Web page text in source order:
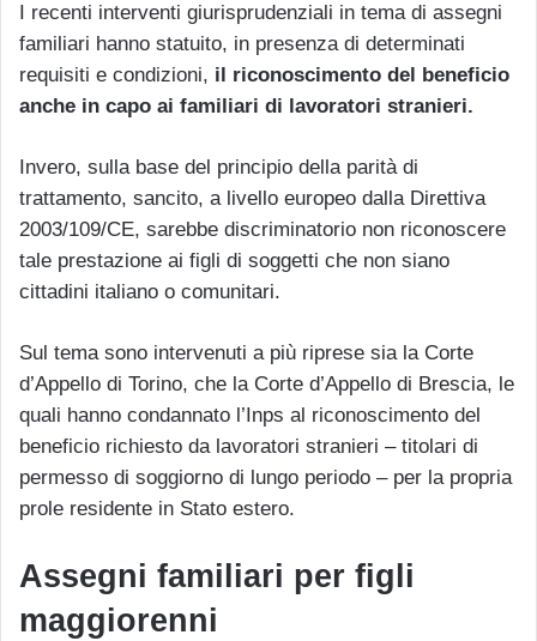
I recenti interventi giurisprudenziali in tema di assegni
familiari hanno statuito, in presenza di determinati
requisiti e condizioni, il riconoscimento del beneficio
anche in capo ai familiari di lavoratori stranieri.
Invero, sulla base del principio della parità di
trattamento, sancito, a livello europeo dalla Direttiva
2003/109/CE, sarebbe discriminatorio non riconoscere
tale prestazione ai figli di soggetti che non siano
cittadini italiano o comunitari.
Sul tema sono intervenuti a più riprese sia la Corte
d’Appello di Torino, che la Corte d’Appello di Brescia, le
quali hanno condannato l’Inps al riconoscimento del
beneficio richiesto da lavoratori stranieri – titolari di
permesso di soggiorno di lungo periodo – per la propria
prole residente in Stato estero.
Assegni familiari per figli
maggiorenni